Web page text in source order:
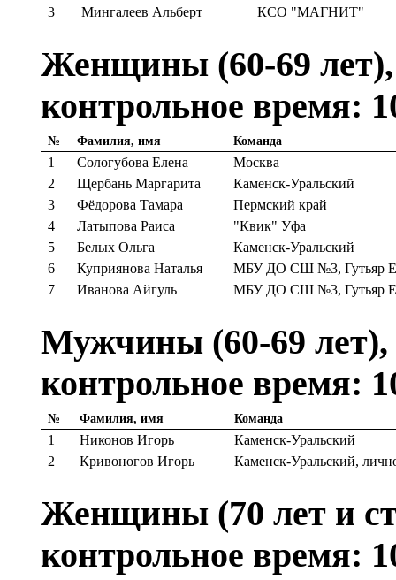
3
Мингалеев Альберт КСО "МАГНИТ"
Женщины (60-69
контрольное время:
№ Фамилия, имя Команда
1 Сологубова Елена
Москва
2
Щербань Маргарита
Каменск-Уральский
3
Фёдорова Тамара
Пермский край
4
Латыпова Раиса
"Квик" Уфа
5
Белых Ольга
Каменск-Уральский
6
Куприянова Наталья
МБУ ДО СШ №3, Гутьяр
7
Иванова Айгуль МБУ ДО СШ №3, Гутьяр
Мужчины (60-69
контрольное время:
№ Фамилия, имя Команда
1 Никонов Игорь
Каменск-Уральский
2
Кривоногов Игорь Каменск-Уральский,
Женщины (70 лет и
контрольное время: